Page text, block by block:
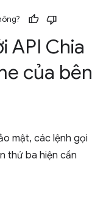
API Chia
của bên
mật, các lệnh gọi
thứ ba hiện cần